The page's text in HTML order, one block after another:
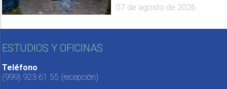
07 de agosto de 2026
ESTUDIOS Y OFICINAS
Teléfono
(999) 923 61 55 (recepción)